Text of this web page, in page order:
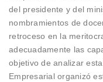
del presidente y del
nombramientos de
retroceso en la
adecuadamente las
objetivo de analizar
Empresarial organizó